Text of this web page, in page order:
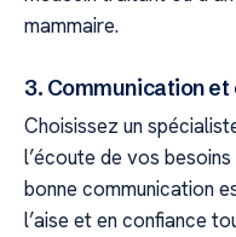
mammaire.
3. Communication
Choisissez un
l’écoute de vos
bonne communication
l’aise et en confiance